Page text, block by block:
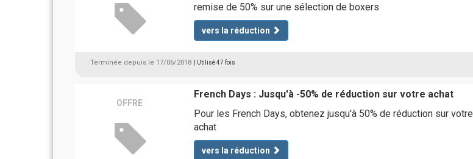
remise de 50% sur une sélection de boxers
vers la réduction
Terminée depuis le 17/06/2018 | Utilisé 47 fois
OFFRE
French Days : Jusqu'à -50% de réduction sur votre achat
Pour les French Days, obtenez jusqu'à 50% de réduction sur votre
achat
vers la réduction